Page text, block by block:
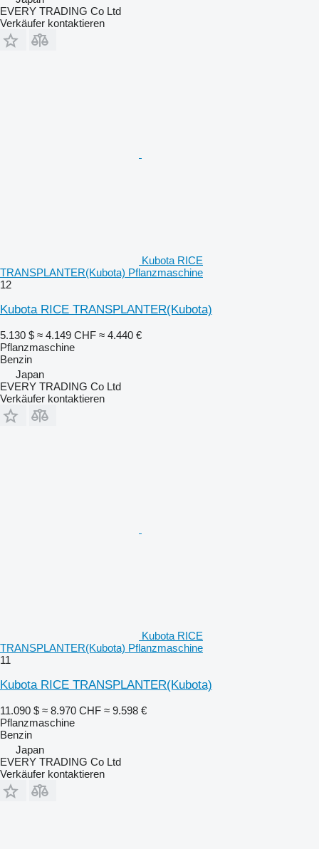
EVERY TRADING Co Ltd
Verkäufer kontaktieren
Kubota RICE
TRANSPLANTER(Kubota) Pflanzmaschine
12
Kubota RICE TRANSPLANTER(Kubota)
5.130 $ ≈ 4.149 CHF ≈ 4.440 €
Pflanzmaschine
Benzin
Japan
EVERY TRADING Co Ltd
Verkäufer kontaktieren
Kubota RICE
TRANSPLANTER(Kubota) Pflanzmaschine
11
Kubota RICE TRANSPLANTER(Kubota)
11.090 $ ≈ 8.970 CHF ≈ 9.598 €
Pflanzmaschine
Benzin
Japan
EVERY TRADING Co Ltd
Verkäufer kontaktieren